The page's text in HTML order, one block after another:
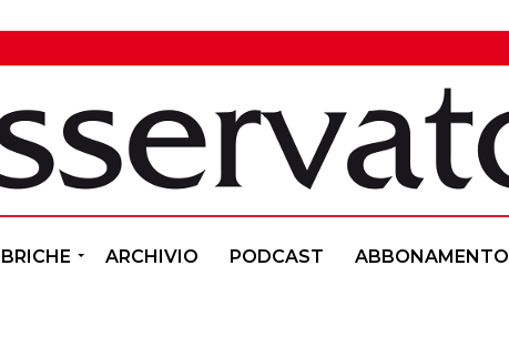
ARCHIVIO PODCAST ABBONAMENTO